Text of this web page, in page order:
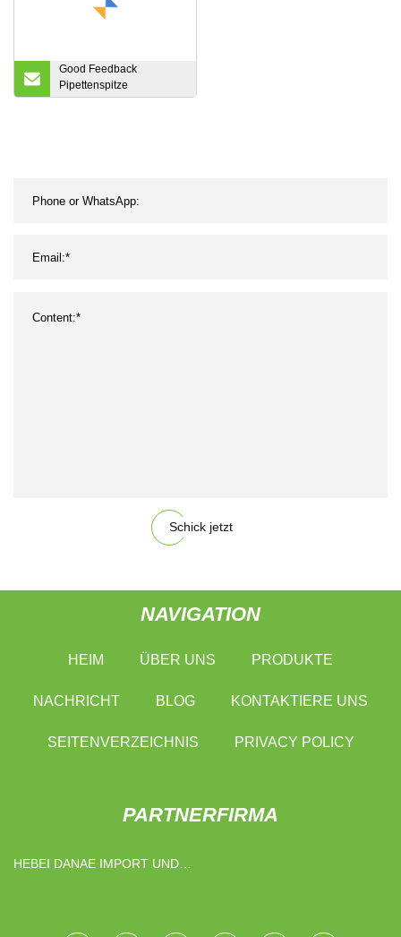
Good Feedback
Pipettenspitze
10UL/200UL/1000UL mit
Schick jetzt
NAVIGATION
HEIM ÜBER UNS PRODUKTE
NACHRICHT BLOG KONTAKTIERE UNS
SEITENVERZEICHNIS PRIVACY POLICY
PARTNERFIRMA
HEBEI DANAE IMPORT UND